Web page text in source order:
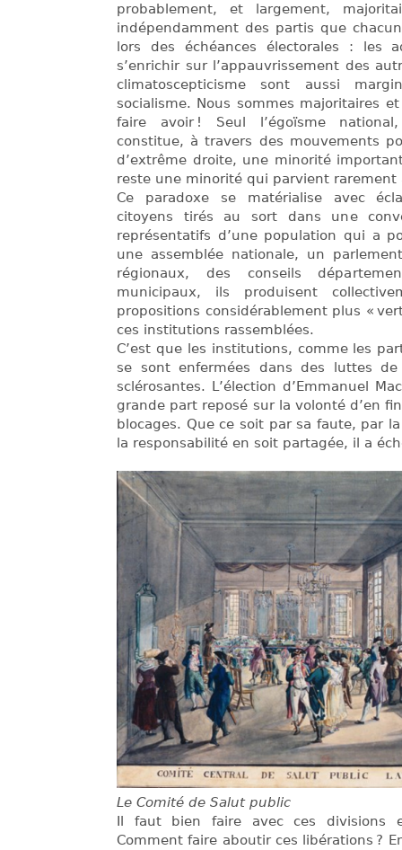
probablement, et largement,
indépendamment des partis que
lors des échéances électorales : les
s’enrichir sur l’appauvrissement des
climatoscepticisme sont aussi
socialisme. Nous sommes majoritaires
faire avoir ! Seul l’égoïsme
constitue, à travers des mouvements
d’extrême droite, une minorité
reste une minorité qui parvient rarement
Ce paradoxe se matérialise avec
citoyens tirés au sort dans une
représentatifs d’une population qui a
une assemblée nationale, un
régionaux, des conseils
municipaux, ils produisent
propositions considérablement plus «
ces institutions rassemblées.
C’est que les institutions, comme les
se sont enfermées dans des luttes de
sclérosantes. L’élection d’Emmanuel
grande part reposé sur la volonté d’en
blocages. Que ce soit par sa faute, par
la responsabilité en soit partagée, il a
Le Comité de Salut public
Il faut bien faire avec ces divisions
Comment faire aboutir ces libérations ?